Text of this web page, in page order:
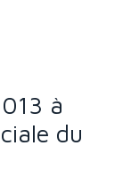
à
du